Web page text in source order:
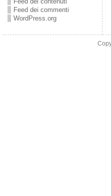
Feed dei commenti
WordPress.org